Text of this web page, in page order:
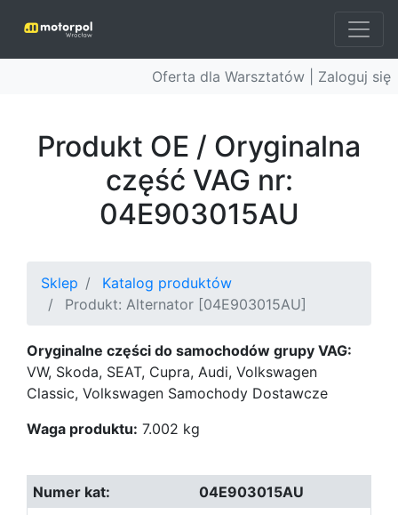
Oferta dla Warsztatów | Zaloguj się
Produkt OE / Oryginalna
część VAG nr:
04E903015AU
Sklep
Katalog produktów
Produkt: Alternator [04E903015AU]
Oryginalne części do samochodów grupy VAG:
VW, Skoda, SEAT, Cupra, Audi, Volkswagen
Classic, Volkswagen Samochody Dostawcze
Waga produktu: 7.002 kg
04E903015AU